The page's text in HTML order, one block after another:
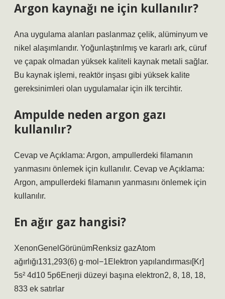
Argon kaynağı ne için kullanılır?
Ana uygulama alanları paslanmaz çelik, alüminyum ve
nikel alaşımlarıdır. Yoğunlaştırılmış ve kararlı ark, cüruf
ve çapak olmadan yüksek kaliteli kaynak metali sağlar.
Bu kaynak işlemi, reaktör inşası gibi yüksek kalite
gereksinimleri olan uygulamalar için ilk tercihtir.
Ampulde neden argon gazı
kullanılır?
Cevap ve Açıklama: Argon, ampullerdeki filamanın
yanmasını önlemek için kullanılır. Cevap ve Açıklama:
Argon, ampullerdeki filamanın yanmasını önlemek için
kullanılır.
En ağır gaz hangisi?
XenonGenelGörünümRenksiz gazAtom
ağırlığı131,293(6) g·mol−1Elektron yapılandırması[Kr]
5s² 4d10 5p6Enerji düzeyi başına elektron2, 8, 18, 18,
833 ek satırlar